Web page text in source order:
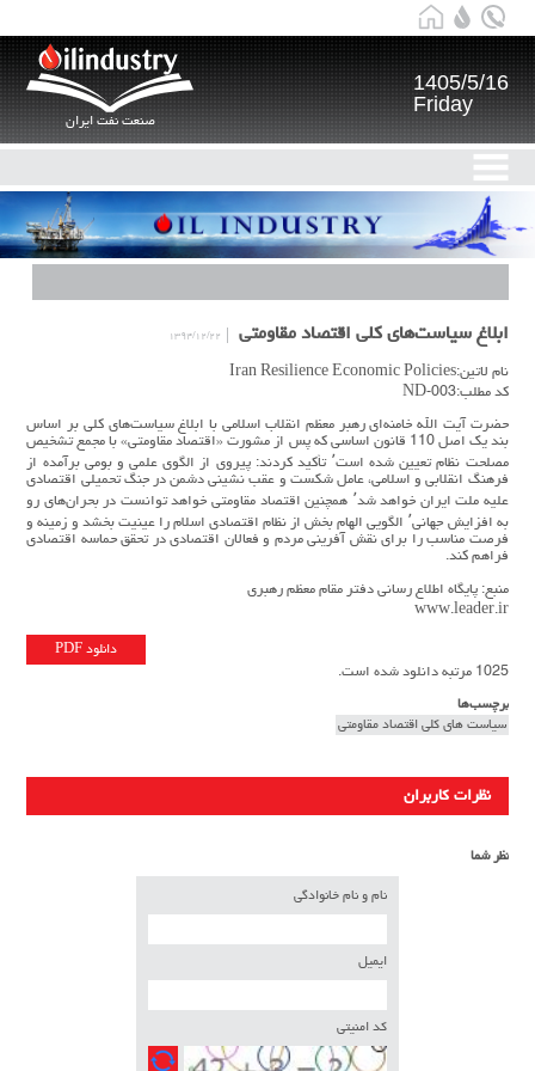
صنعت نفت ایران
1405/5/16
Friday
ابلاغ سياست‌های کلی اقتصاد مقاومتی ۱۳۹۴/۱۲/۲۲
نام لاتین:Iran Resilience Economic Policies
کد مطلب:ND-003
حضرت آیت الله خامنه‌ای رهبر معظم انقلاب اسلامی با ابلاغ سياست‌های کلی بر اساس
بند یک اصل 110 قانون اساسی که پس از مشورت «اقتصاد مقاومتی» با مجمع تشخيص
مصلحت نظام تعيين شده است٬ تأکيد کردند: پيروی از الگوی علمی و بومی برآمده از
فرهنگ انقلابی و اسلامی، عامل شکست و عقب نشينی دشمن در جنگ تحميلی اقتصادی
عليه ملت ایران خواهد شد٬ همچنين اقتصاد مقاومتی خواهد توانست در بحران‌های رو
به افزایش جهانی٬ الگویی الهام بخش از نظام اقتصادی اسلام را عينيت بخشد و زمينه و
فرصت مناسب را برای نقش آفرینی مردم و فعالان اقتصادی در تحقق حماسه اقتصادی
فراهم کند.
منبع: پایگاه اطلاع رسانی دفتر مقام معظم رهبری
www.leader.ir
دانلود PDF
1025 مرتبه دانلود شده است.
برچسب‌ها
سیاست های کلی اقتصاد مقاومتی
نظرات کاربران
نظر شما
نام و نام خانوادگی
ایمیل
کد امنیتی